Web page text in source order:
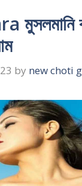
by new choti